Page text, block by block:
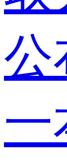
公
一